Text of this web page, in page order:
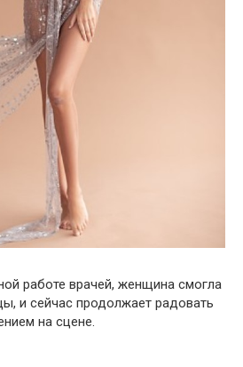
работе врачей, женщина смогла
и сейчас продолжает радовать
на сцене.